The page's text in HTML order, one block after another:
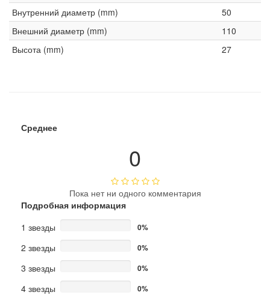
Внутренний диаметр (mm)
50
Внешний диаметр (mm)
110
Высота (mm)
27
Среднее
0
Пока нет ни одного комментария
Подробная информация
1 звезды
0%
2 звезды 0%
3 звезды 0%
4 звезды 0%